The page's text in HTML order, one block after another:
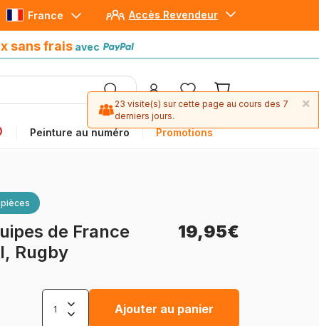
Accès Revendeur
France
sans frais avec
Peinture au numéro Promotions
avec Paypal
de France
Rugby
19,95€
Ajouter au panier
×
23 visite(s) sur cette page au cours des 7
derniers jours.